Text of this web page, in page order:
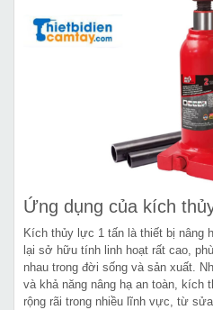
Ứng dụng của kích
Kích thủy lực 1 tấn là thiết bị nâng
lại sở hữu tính linh hoạt rất cao,
nhau trong đời sống và sản xuất.
và khả năng nâng hạ an toàn,
rộng rãi trong nhiều lĩnh vực, từ